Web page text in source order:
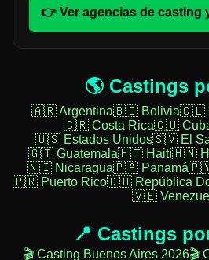
👉 Ver agencias de casting
🌎 Castings
🇦🇷 Argentina🇧🇴 Bolivia🇨🇱
🇨🇷 Costa Rica🇨🇺
🇺🇸 Estados Unidos🇸🇻 El
🇬🇹 Guatemala🇭🇹 Haití🇭🇳
🇳🇮 Nicaragua🇵🇦 Panamá🇵🇾
🇵🇷 Puerto Rico🇩🇴 República
🇻🇪
📍 Castings
🎬 Casting Buenos Aires 2026🎬